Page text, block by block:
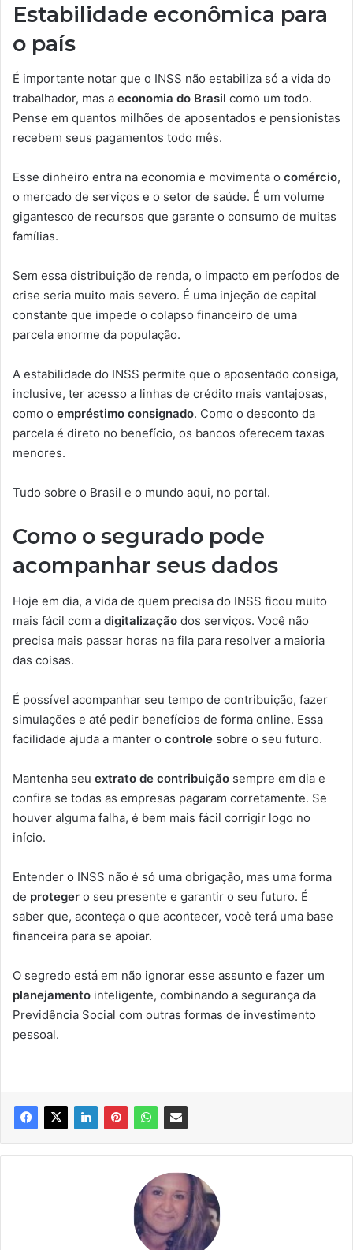
Estabilidade econômica para
o país
É importante notar que o INSS não estabiliza só a vida do
trabalhador, mas a economia do Brasil como um todo.
Pense em quantos milhões de aposentados e pensionistas
recebem seus pagamentos todo mês.
Esse dinheiro entra na economia e movimenta o comércio,
o mercado de serviços e o setor de saúde. É um volume
gigantesco de recursos que garante o consumo de muitas
famílias.
Sem essa distribuição de renda, o impacto em períodos de
crise seria muito mais severo. É uma injeção de capital
constante que impede o colapso financeiro de uma
parcela enorme da população.
A estabilidade do INSS permite que o aposentado consiga,
inclusive, ter acesso a linhas de crédito mais vantajosas,
como o empréstimo consignado. Como o desconto da
parcela é direto no benefício, os bancos oferecem taxas
menores.
Tudo sobre o Brasil e o mundo aqui, no portal.
Como o segurado pode
acompanhar seus dados
Hoje em dia, a vida de quem precisa do INSS ficou muito
mais fácil com a digitalização dos serviços. Você não
precisa mais passar horas na fila para resolver a maioria
das coisas.
É possível acompanhar seu tempo de contribuição, fazer
simulações e até pedir benefícios de forma online. Essa
facilidade ajuda a manter o controle sobre o seu futuro.
Mantenha seu extrato de contribuição sempre em dia e
confira se todas as empresas pagaram corretamente. Se
houver alguma falha, é bem mais fácil corrigir logo no
início.
Entender o INSS não é só uma obrigação, mas uma forma
de proteger o seu presente e garantir o seu futuro. É
saber que, aconteça o que acontecer, você terá uma base
financeira para se apoiar.
O segredo está em não ignorar esse assunto e fazer um
planejamento inteligente, combinando a segurança da
Previdência Social com outras formas de investimento
pessoal.